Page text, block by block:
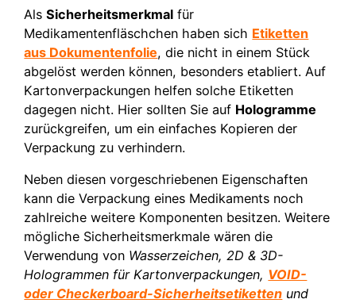
AlsSicherheitsmerkmal für
Medikamentenfläschchen haben sich Etiketten
aus Dokumentenfolie, die nicht in einem Stück
abgelöst werden können, besonders etabliert. Auf
Kartonverpackungen helfen solche Etiketten
dagegen nicht. Hier sollten Sie auf Hologramme
zurückgreifen, um ein einfaches Kopieren der
Verpackung zu verhindern.
Neben diesen vorgeschriebenen Eigenschaften
kann die Verpackung eines Medikaments noch
zahlreiche weitere Komponenten besitzen. Weitere
mögliche Sicherheitsmerkmale wären die
Verwendung von Wasserzeichen, 2D & 3D-
Hologrammen für Kartonverpackungen, VOID-
oder Checkerboard-Sicherheitsetiketten und